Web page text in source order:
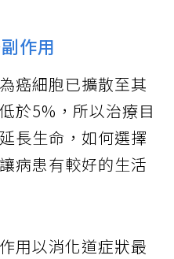
作用
癌細胞已擴散至其
於5%，所以治療目
長生命，如何選擇
病患有較好的生活
用以消化道症狀最